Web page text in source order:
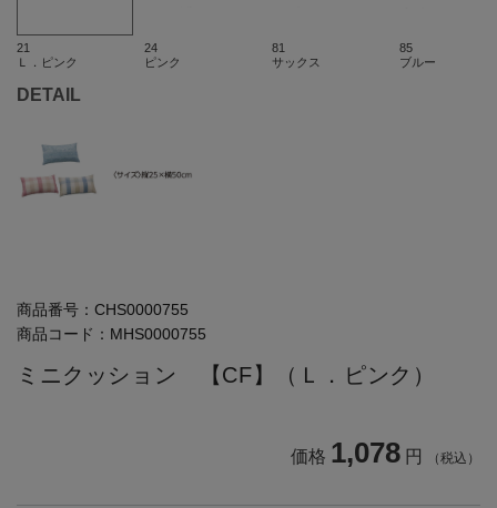
21
Ｌ．ピンク
24
ピンク
81
サックス
85
ブルー
DETAIL
商品番号： CHS0000755
商品コード： MHS0000755
ミニクッション 【CF】（Ｌ．ピンク）
価格 1,078 円 （税込）